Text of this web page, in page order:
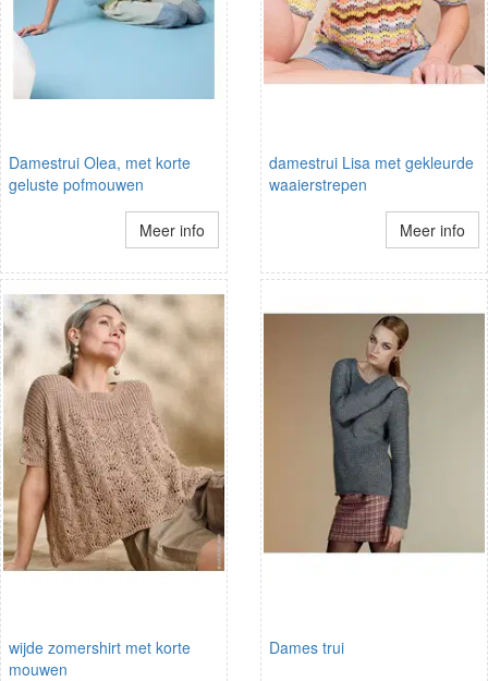
Damestrui Olea, met korte
geluste pofmouwen
Meer info
damestrui Lisa met gekleurde
waaierstrepen
Meer info
wijde zomershirt met korte
mouwen
Dames trui